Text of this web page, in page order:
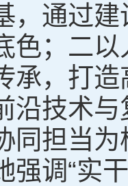
，通过
色；二以
承，打
沿技术
同担当
强调“实